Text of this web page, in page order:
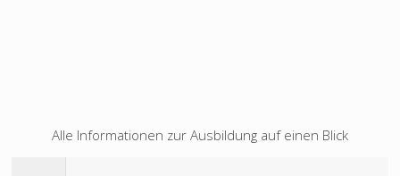
Alle Informationen zur Ausbildung auf einen Blick